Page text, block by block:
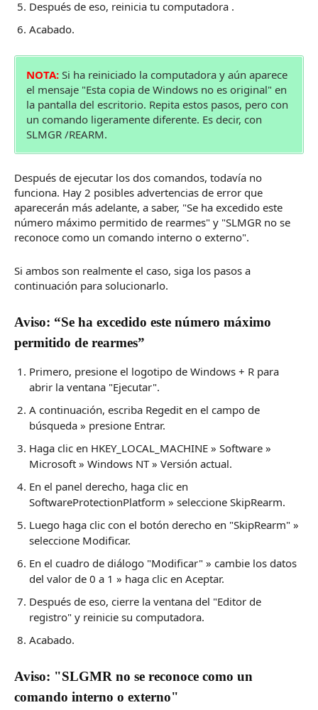
Después de eso, reinicia tu computadora .
Acabado.
NOTA: Si ha reiniciado la computadora y aún aparece
el mensaje "Esta copia de Windows no es original" en
la pantalla del escritorio. Repita estos pasos, pero con
un comando ligeramente diferente. Es decir, con
SLMGR /REARM.
Después de ejecutar los dos comandos, todavía no
funciona. Hay 2 posibles advertencias de error que
aparecerán más adelante, a saber, "Se ha excedido este
número máximo permitido de rearmes" y "SLMGR no se
reconoce como un comando interno o externo".
Si ambos son realmente el caso, siga los pasos a
continuación para solucionarlo.
Aviso: “Se ha excedido este número máximo
permitido de rearmes”
Primero, presione el logotipo de Windows + R para
abrir la ventana "Ejecutar".
A continuación, escriba Regedit en el campo de
búsqueda » presione Entrar.
Haga clic en HKEY_LOCAL_MACHINE » Software »
Microsoft » Windows NT » Versión actual.
En el panel derecho, haga clic en
SoftwareProtectionPlatform » seleccione SkipRearm.
Luego haga clic con el botón derecho en "SkipRearm" »
seleccione Modificar.
En el cuadro de diálogo "Modificar" » cambie los datos
del valor de 0 a 1 » haga clic en Aceptar.
Después de eso, cierre la ventana del "Editor de
registro" y reinicie su computadora.
Acabado.
Aviso: "SLGMR no se reconoce como un
comando interno o externo"